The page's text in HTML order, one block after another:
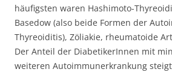
häufigsten waren Hashimoto-
Basedow (also beide Formen der
Thyreoiditis), Zöliakie, rheumatoide
Der Anteil der DiabetikerInnen mit
weiteren Autoimmunerkrankung